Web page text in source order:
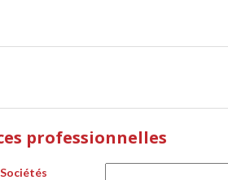
professionnelles
Sociétés